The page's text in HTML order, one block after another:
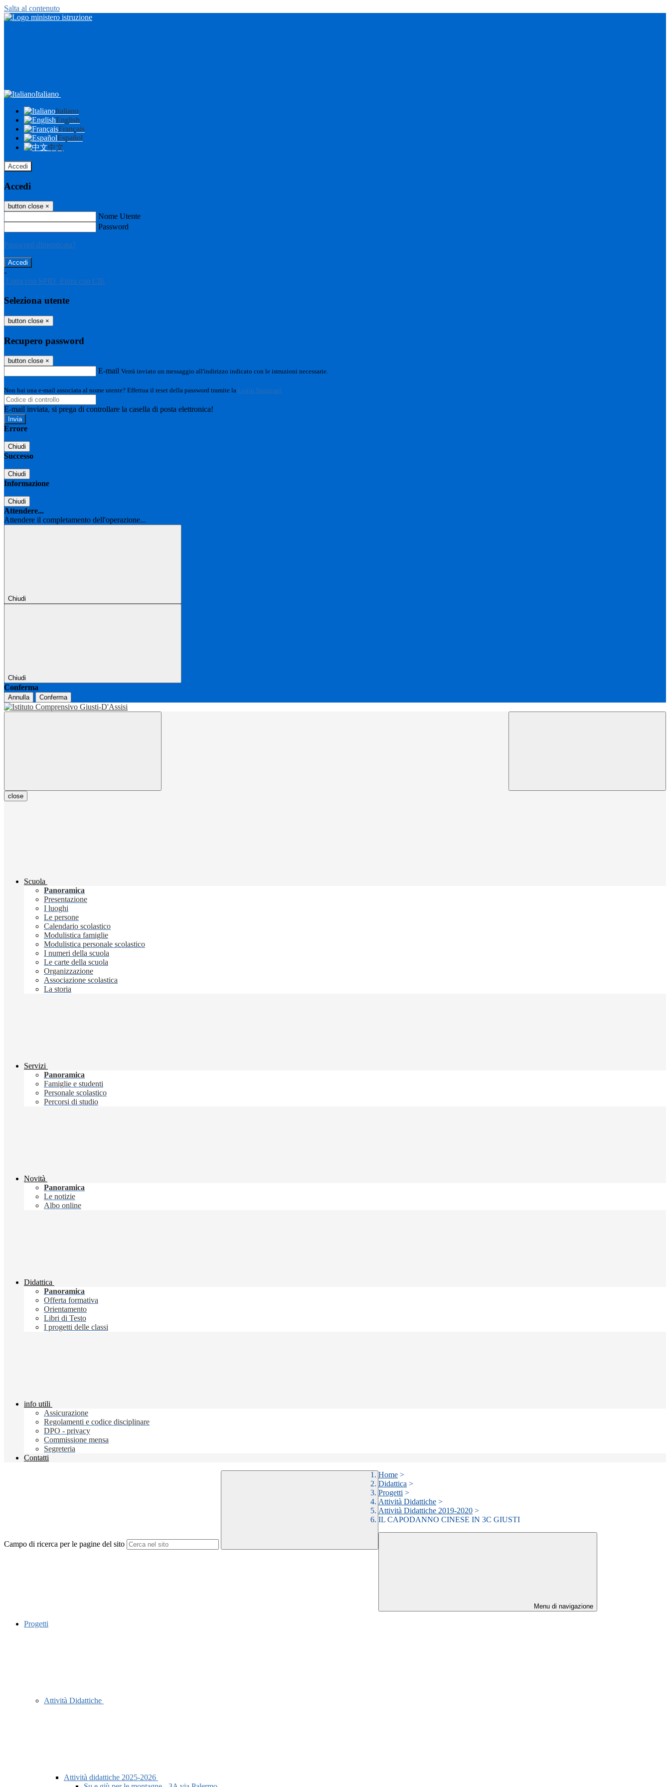
Salta al contenuto
Italiano
Italiano
English
Français
Español
中文
Accedi
Accedi
button close ×
Nome Utente
Password
Password dimenticata?
-
Entra con SPID Entra con CIE
Seleziona utente
button close ×
Recupero password
button close ×
E-mail Verrà inviato un messaggio all'indirizzo indicato con le istruzioni necessarie.
Non hai una e-mail associata al nome utente? Effettua il reset della password tramite la Login Spaggiari
E-mail inviata, si prega di controllare la casella di posta elettronica!
Errore
Chiudi
Successo
Chiudi
Informazione
Chiudi
Attendere...
Attendere il completamento dell'operazione...
Chiudi
Chiudi
Conferma
Annulla Conferma
close
Scuola
Panoramica
Presentazione
I luoghi
Le persone
Calendario scolastico
Modulistica famiglie
Modulistica personale scolastico
I numeri della scuola
Le carte della scuola
Organizzazione
Associazione scolastica
La storia
Servizi
Panoramica
Famiglie e studenti
Personale scolastico
Percorsi di studio
Novità
Panoramica
Le notizie
Albo online
Didattica
Panoramica
Offerta formativa
Orientamento
Libri di Testo
I progetti delle classi
info utili
Assicurazione
Regolamenti e codice disciplinare
DPO - privacy
Commissione mensa
Segreteria
Contatti
Campo di ricerca per le pagine del sito
Home >
Didattica >
Progetti >
Attività Didattiche >
Attività Didattiche 2019-2020 >
IL CAPODANNO CINESE IN 3C GIUSTI
Menu di navigazione
Progetti
Attività Didattiche
Attività didattiche 2025-2026